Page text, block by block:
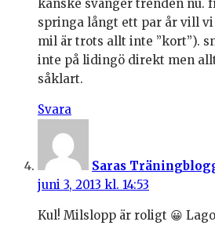
kanske svänger trenden nu.
springa långt ett par år vill vi
mil är trots allt inte ”kort”).
inte på lidingö direkt men
såklart.
Svara
Saras
juni 3, 2013 kl. 14:53
Kul! Milslopp är roligt 😀